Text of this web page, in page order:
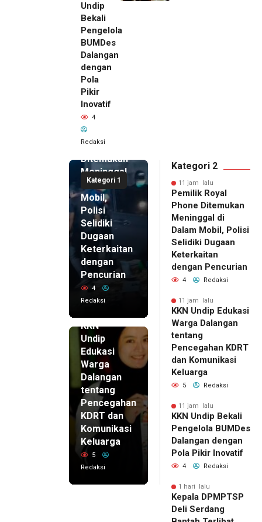
Undip
Bekali
Pengelola
BUMDes
Dalangan
dengan
Pola
Pikir
Inovatif
4
Redaksi
Kategori 1
Pemilik
Royal
Phone
Ditemukan
Meninggal
di Dalam
Mobil,
Polisi
Selidiki
Dugaan
Keterkaitan
dengan
Pencurian
4
Redaksi
KKN
Undip
Edukasi
Warga
Dalangan
tentang
Pencegahan
KDRT dan
Komunikasi
Keluarga
5
Redaksi
Kategori 2
11 jam lalu
Pemilik Royal
Phone Ditemukan
Meninggal di
Dalam Mobil, Polisi
Selidiki Dugaan
Keterkaitan
dengan Pencurian
4 Redaksi
11 jam lalu
KKN Undip Edukasi
Warga Dalangan
tentang
Pencegahan KDRT
dan Komunikasi
Keluarga
5 Redaksi
11 jam lalu
KKN Undip Bekali
Pengelola BUMDes
Dalangan dengan
Pola Pikir Inovatif
4 Redaksi
1 hari lalu
Kepala DPMPTSP
Deli Serdang